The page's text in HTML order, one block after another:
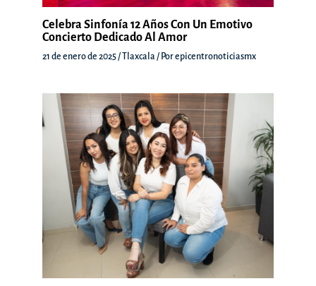
Celebra Sinfonía 12 Años Con Un Emotivo
Concierto Dedicado Al Amor
21 de enero de 2025/ Tlaxcala / Porepicentronoticiasmx